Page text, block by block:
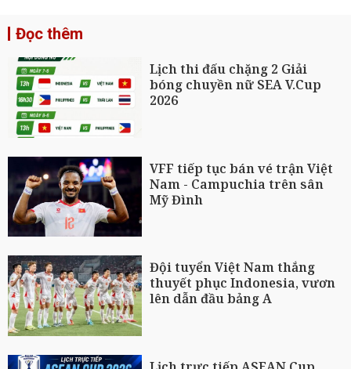
Đọc thêm
Lịch thi đấu chặng 2 Giải
bóng chuyền nữ SEA V.Cup
2026
VFF tiếp tục bán vé trận Việt
Nam - Campuchia trên sân
Mỹ Đình
Đội tuyển Việt Nam thắng
thuyết phục Indonesia, vươn
lên dẫn đầu bảng A